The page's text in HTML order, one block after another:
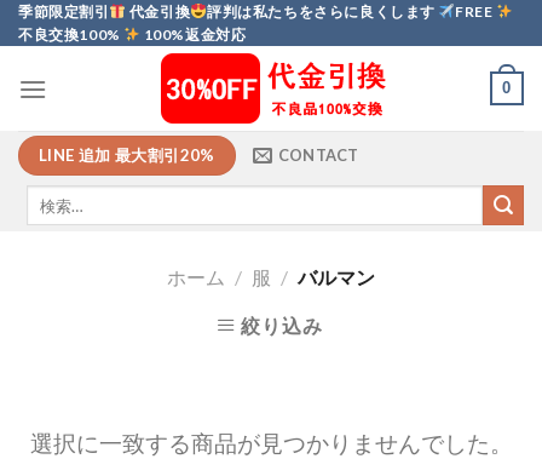
Skip
to
季節限定割引 代金引換 評判は私たちをさらに良くします
FREE
不良交換100%
100%返金対応
0
LINE 追加 最大割引20% CONTACT
ホーム / 服 / バルマン
絞り込み
選択に一致する商品が見つかりませんでした。